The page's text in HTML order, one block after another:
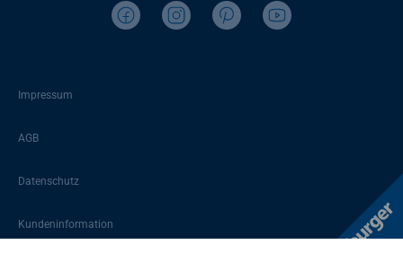
Impressum
AGB
Datenschutz
Kundeninformation